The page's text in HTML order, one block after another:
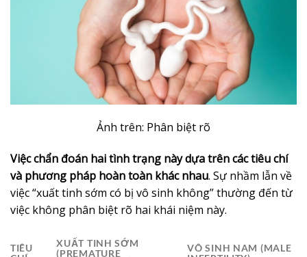
Ảnh trên: Phân biệt rõ
Việc chẩn đoán hai tình trạng này dựa trên các tiêu chí
và phương pháp hoàn toàn khác nhau. Sự nhầm lẫn về
việc “xuất tinh sớm có bị vô sinh không” thường đến từ
việc không phân biệt rõ hai khái niệm này.
TIÊU
XUẤT TINH SỚM
(PREMATURE
VÔ SINH NAM (MALE